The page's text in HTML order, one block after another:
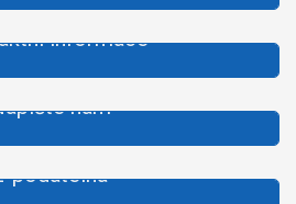
informace
nám
podatelna